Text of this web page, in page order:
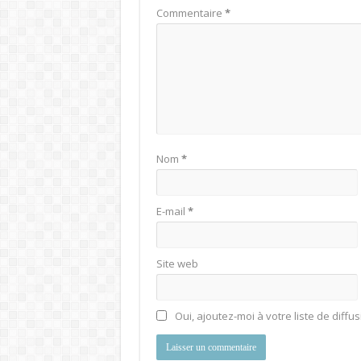
Commentaire *
Nom *
E-mail *
Site web
Oui, ajoutez-moi à votre liste de